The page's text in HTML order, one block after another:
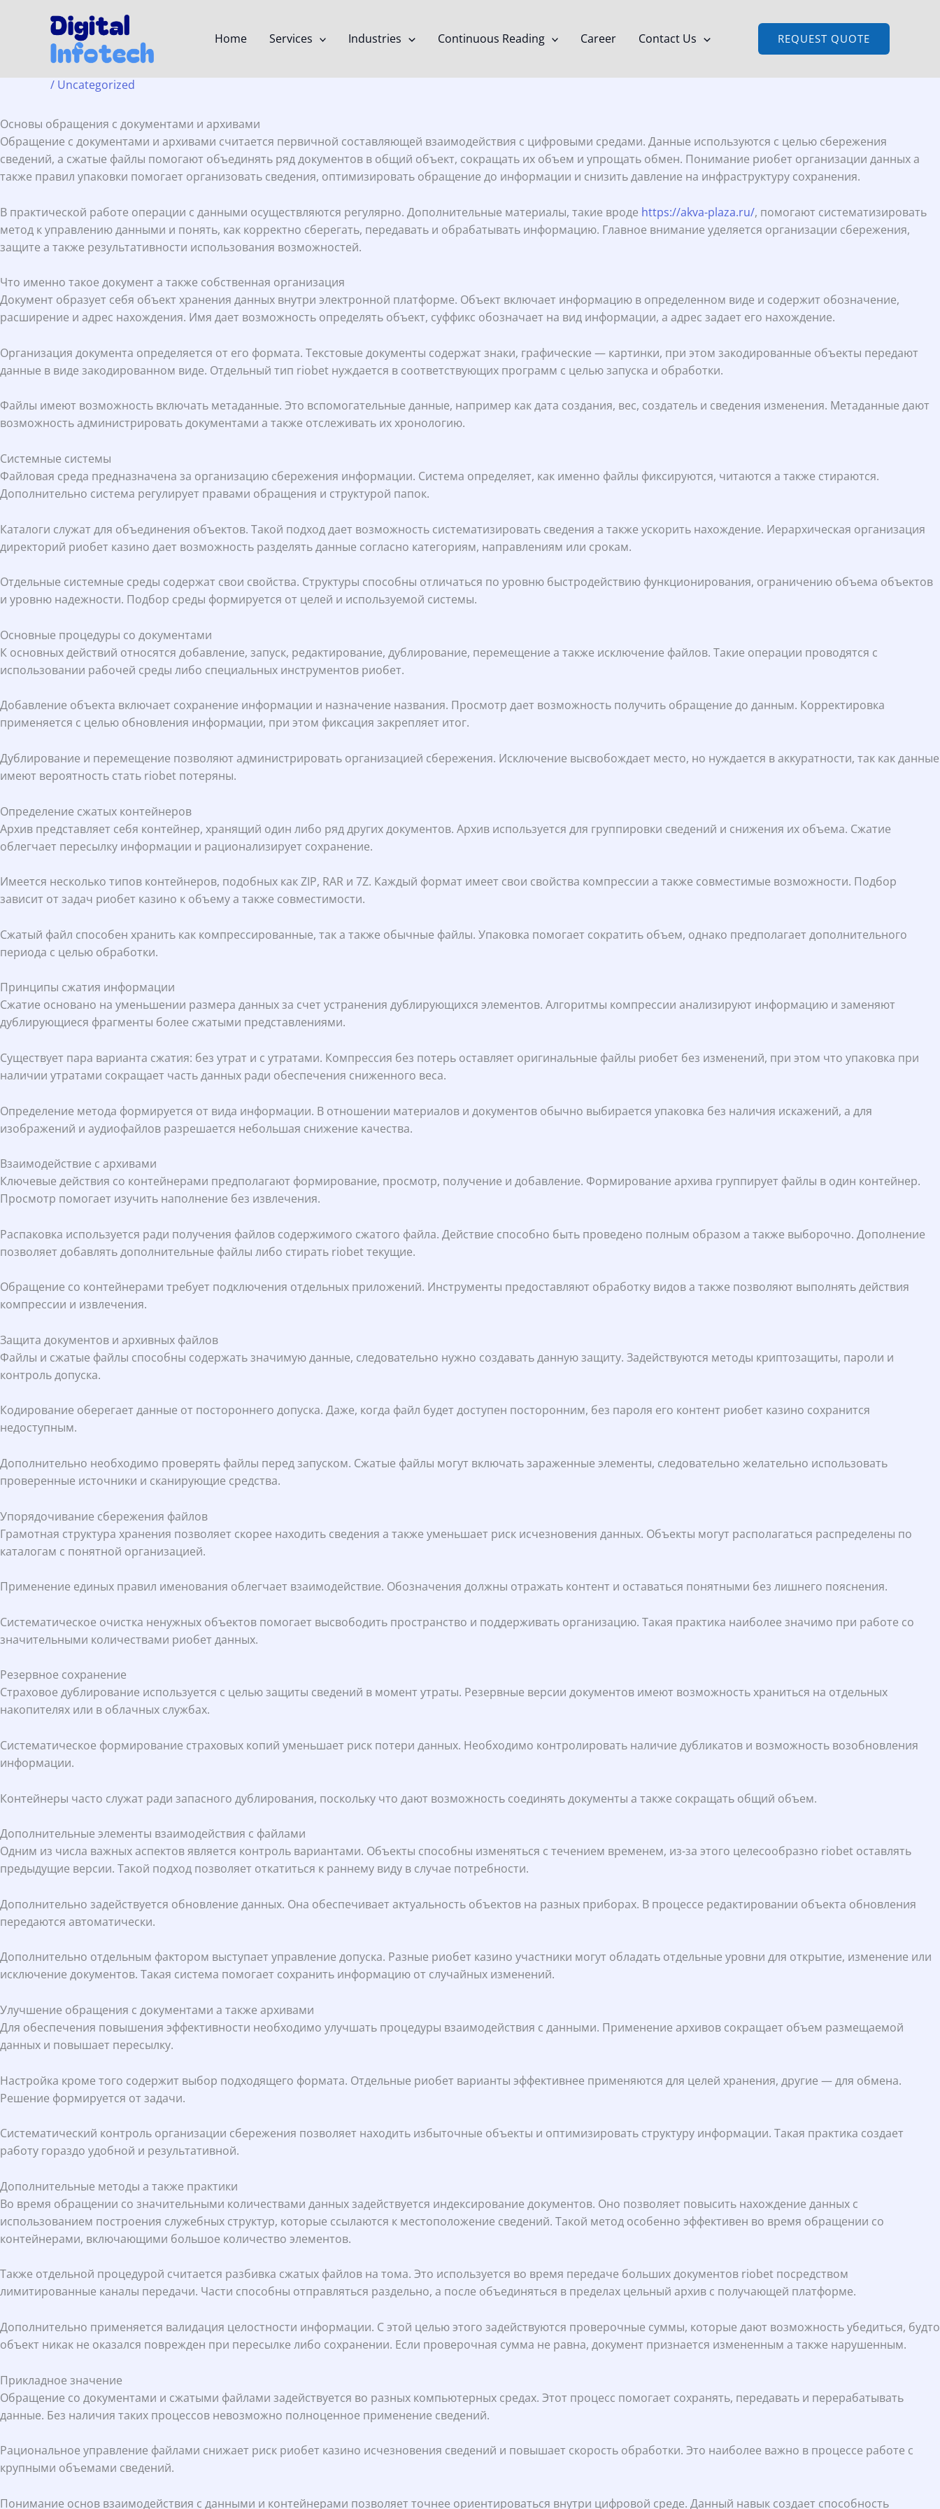
Home Services Industries Continuous Reading Career Contact Us REQUEST QUOTE
Основы обращения с документами и архивами
/ Uncategorized
Основы обращения с документами и архивами
Обращение с документами и архивами считается первичной составляющей взаимодействия с цифровыми средами. Данные используются с целью сбережения
сведений, а сжатые файлы помогают объединять ряд документов в общий объект, сокращать их объем и упрощать обмен. Понимание риобет организации данных а
также правил упаковки помогает организовать сведения, оптимизировать обращение до информации и снизить давление на инфраструктуру сохранения.
В практической работе операции с данными осуществляются регулярно. Дополнительные материалы, такие вроде https://akva-plaza.ru/, помогают систематизировать
метод к управлению данными и понять, как корректно сберегать, передавать и обрабатывать информацию. Главное внимание уделяется организации сбережения,
защите а также результативности использования возможностей.
Что именно такое документ а также собственная организация
Документ образует себя объект хранения данных внутри электронной платформе. Объект включает информацию в определенном виде и содержит обозначение,
расширение и адрес нахождения. Имя дает возможность определять объект, суффикс обозначает на вид информации, а адрес задает его нахождение.
Организация документа определяется от его формата. Текстовые документы содержат знаки, графические — картинки, при этом закодированные объекты передают
данные в виде закодированном виде. Отдельный тип riobet нуждается в соответствующих программ с целью запуска и обработки.
Файлы имеют возможность включать метаданные. Это вспомогательные данные, например как дата создания, вес, создатель и сведения изменения. Метаданные дают
возможность администрировать документами а также отслеживать их хронологию.
Системные системы
Файловая среда предназначена за организацию сбережения информации. Система определяет, как именно файлы фиксируются, читаются а также стираются.
Дополнительно система регулирует правами обращения и структурой папок.
Каталоги служат для объединения объектов. Такой подход дает возможность систематизировать сведения а также ускорить нахождение. Иерархическая организация
директорий риобет казино дает возможность разделять данные согласно категориям, направлениям или срокам.
Отдельные системные среды содержат свои свойства. Структуры способны отличаться по уровню быстродействию функционирования, ограничению объема объектов
и уровню надежности. Подбор среды формируется от целей и используемой системы.
Основные процедуры со документами
К основных действий относятся добавление, запуск, редактирование, дублирование, перемещение а также исключение файлов. Такие операции проводятся с
использовании рабочей среды либо специальных инструментов риобет.
Добавление объекта включает сохранение информации и назначение названия. Просмотр дает возможность получить обращение до данным. Корректировка
применяется с целью обновления информации, при этом фиксация закрепляет итог.
Дублирование и перемещение позволяют администрировать организацией сбережения. Исключение высвобождает место, но нуждается в аккуратности, так как данные
имеют вероятность стать riobet потеряны.
Определение сжатых контейнеров
Архив представляет себя контейнер, хранящий один либо ряд других документов. Архив используется для группировки сведений и снижения их объема. Сжатие
облегчает пересылку информации и рационализирует сохранение.
Имеется несколько типов контейнеров, подобных как ZIP, RAR и 7Z. Каждый формат имеет свои свойства компрессии а также совместимые возможности. Подбор
зависит от задач риобет казино к объему а также совместимости.
Сжатый файл способен хранить как компрессированные, так а также обычные файлы. Упаковка помогает сократить объем, однако предполагает дополнительного
периода с целью обработки.
Принципы сжатия информации
Сжатие основано на уменьшении размера данных за счет устранения дублирующихся элементов. Алгоритмы компрессии анализируют информацию и заменяют
дублирующиеся фрагменты более сжатыми представлениями.
Существует пара варианта сжатия: без утрат и с утратами. Компрессия без потерь оставляет оригинальные файлы риобет без изменений, при этом что упаковка при
наличии утратами сокращает часть данных ради обеспечения сниженного веса.
Определение метода формируется от вида информации. В отношении материалов и документов обычно выбирается упаковка без наличия искажений, а для
изображений и аудиофайлов разрешается небольшая снижение качества.
Взаимодействие с архивами
Ключевые действия со контейнерами предполагают формирование, просмотр, получение и добавление. Формирование архива группирует файлы в один контейнер.
Просмотр помогает изучить наполнение без извлечения.
Распаковка используется ради получения файлов содержимого сжатого файла. Действие способно быть проведено полным образом а также выборочно. Дополнение
позволяет добавлять дополнительные файлы либо стирать riobet текущие.
Обращение со контейнерами требует подключения отдельных приложений. Инструменты предоставляют обработку видов а также позволяют выполнять действия
компрессии и извлечения.
Защита документов и архивных файлов
Файлы и сжатые файлы способны содержать значимую данные, следовательно нужно создавать данную защиту. Задействуются методы криптозащиты, пароли и
контроль допуска.
Кодирование оберегает данные от постороннего допуска. Даже, когда файл будет доступен посторонним, без пароля его контент риобет казино сохранится
недоступным.
Дополнительно необходимо проверять файлы перед запуском. Сжатые файлы могут включать зараженные элементы, следовательно желательно использовать
проверенные источники и сканирующие средства.
Упорядочивание сбережения файлов
Грамотная структура хранения позволяет скорее находить сведения а также уменьшает риск исчезновения данных. Объекты могут располагаться распределены по
каталогам с понятной организацией.
Применение единых правил именования облегчает взаимодействие. Обозначения должны отражать контент и оставаться понятными без лишнего пояснения.
Систематическое очистка ненужных объектов помогает высвободить пространство и поддерживать организацию. Такая практика наиболее значимо при работе со
значительными количествами риобет данных.
Резервное сохранение
Страховое дублирование используется с целью защиты сведений в момент утраты. Резервные версии документов имеют возможность храниться на отдельных
накопителях или в облачных службах.
Систематическое формирование страховых копий уменьшает риск потери данных. Необходимо контролировать наличие дубликатов и возможность возобновления
информации.
Контейнеры часто служат ради запасного дублирования, поскольку что дают возможность соединять документы а также сокращать общий объем.
Дополнительные элементы взаимодействия с файлами
Одним из числа важных аспектов является контроль вариантами. Объекты способны изменяться с течением временем, из-за этого целесообразно riobet оставлять
предыдущие версии. Такой подход позволяет откатиться к раннему виду в случае потребности.
Дополнительно задействуется обновление данных. Она обеспечивает актуальность объектов на разных приборах. В процессе редактировании объекта обновления
передаются автоматически.
Дополнительно отдельным фактором выступает управление допуска. Разные риобет казино участники могут обладать отдельные уровни для открытие, изменение или
исключение документов. Такая система помогает сохранить информацию от случайных изменений.
Улучшение обращения с документами а также архивами
Для обеспечения повышения эффективности необходимо улучшать процедуры взаимодействия с данными. Применение архивов сокращает объем размещаемой
данных и повышает пересылку.
Настройка кроме того содержит выбор подходящего формата. Отдельные риобет варианты эффективнее применяются для целей хранения, другие — для обмена.
Решение формируется от задачи.
Систематический контроль организации сбережения позволяет находить избыточные объекты и оптимизировать структуру информации. Такая практика создает
работу гораздо удобной и результативной.
Дополнительные методы а также практики
Во время обращении со значительными количествами данных задействуется индексирование документов. Оно позволяет повысить нахождение данных с
использованием построения служебных структур, которые ссылаются к местоположение сведений. Такой метод особенно эффективен во время обращении со
контейнерами, включающими большое количество элементов.
Также отдельной процедурой считается разбивка сжатых файлов на тома. Это используется во время передаче больших документов riobet посредством
лимитированные каналы передачи. Части способны отправляться раздельно, а после объединяться в пределах цельный архив с получающей платформе.
Дополнительно применяется валидация целостности информации. С этой целью этого задействуются проверочные суммы, которые дают возможность убедиться, будто
объект никак не оказался поврежден при пересылке либо сохранении. Если проверочная сумма не равна, документ признается измененным а также нарушенным.
Прикладное значение
Обращение со документами и сжатыми файлами задействуется во разных компьютерных средах. Этот процесс помогает сохранять, передавать и перерабатывать
данные. Без наличия таких процессов невозможно полноценное применение сведений.
Рациональное управление файлами снижает риск риобет казино исчезновения сведений и повышает скорость обработки. Это наиболее важно в процессе работе с
крупными объемами сведений.
Понимание основ взаимодействия с данными и контейнерами позволяет точнее ориентироваться внутри цифровой среде. Данный навык создает способность